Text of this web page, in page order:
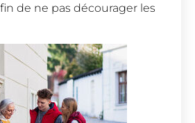
de ne pas décourager les